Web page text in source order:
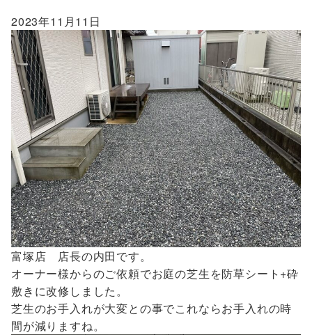
2023年11月11日
富塚店 店長の内田です。
オーナー様からのご依頼でお庭の芝生を防草シート+砕
敷きに改修しました。
芝生のお手入れが大変との事でこれならお手入れの時
間が減りますね。